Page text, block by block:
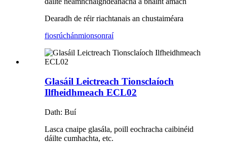
Dearadh de réir riachtanais an chustaiméara
fiosrúchánmionsonraí
Glasáil Leictreach Tionsclaíoch
Ilfheidhmeach ECL02
Dath: Buí
Lasca cnaipe glasála, poill eochracha caibinéid
dáilte cumhachta, etc.